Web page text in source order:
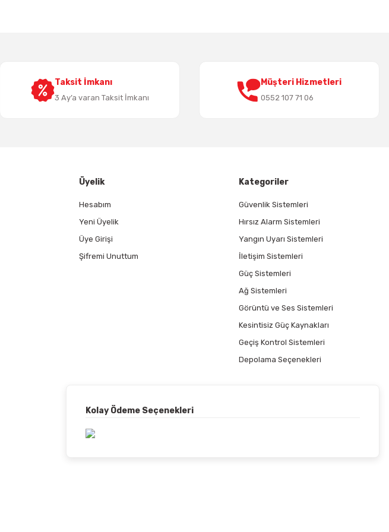
Taksit İmkanı
3 Ay’a varan Taksit İmkanı
Müşteri Hizmetleri
0552 107 71 06
Üyelik
Hesabım
Yeni Üyelik
Üye Girişi
Şifremi Unuttum
Kategoriler
Güvenlik Sistemleri
Hırsız Alarm Sistemleri
Yangın Uyarı Sistemleri
İletişim Sistemleri
Güç Sistemleri
Ağ Sistemleri
Görüntü ve Ses Sistemleri
Kesintisiz Güç Kaynakları
Geçiş Kontrol Sistemleri
Depolama Seçenekleri
Kolay Ödeme Seçenekleri